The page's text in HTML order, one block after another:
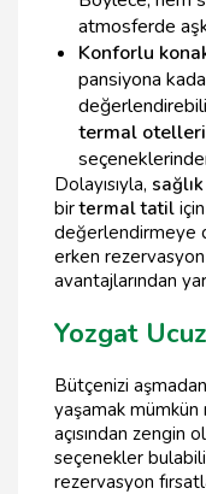
atmosferde
Konforlu
pansiyona
termal
Dolayısıyla,
birtermal tatil için
değerlendirmeye
erken
avantajlarından
Yozgat
Bütçenizi aşmadan
yaşamak
açısından zengin
seçenekler
rezervasyon